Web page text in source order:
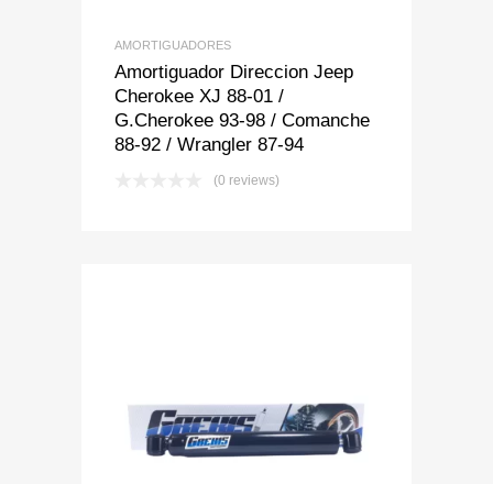
AMORTIGUADORES
Amortiguador Direccion Jeep
Cherokee XJ 88-01 /
G.Cherokee 93-98 / Comanche
88-92 / Wrangler 87-94
(0 reviews)
Add to Wishlist
Add to Compare